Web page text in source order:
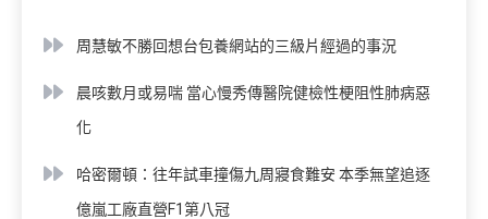
周慧敏不勝回想台包養網站的三級片經過的事況
晨咳數月或易喘 當心慢秀傳醫院健檢性梗阻性肺病惡
化
哈密爾頓：往年試車撞傷九周寢食難安 本季無望追逐
億嵐工廠直營F1第八冠